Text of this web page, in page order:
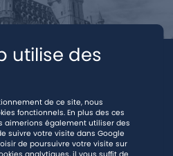
utilise des
de ce site, nous
fonctionnels. En plus des ces
aimerions également utiliser des
suivre votre visite dans Google
de poursuivre votre visite sur
analytiques, il vous suffit de